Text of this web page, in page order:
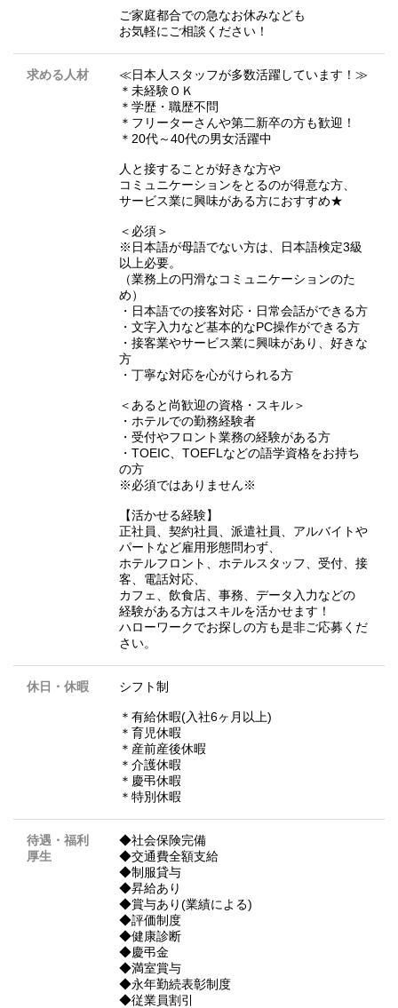
ご家庭都合での急なお休みなども
お気軽にご相談ください！
求める人材
≪日本人スタッフが多数活躍しています！≫
＊未経験ＯＫ
＊学歴・職歴不問
＊フリーターさんや第二新卒の方も歓迎！
＊20代～40代の男女活躍中
人と接することが好きな方や
コミュニケーションをとるのが得意な方、
サービス業に興味がある方におすすめ★
＜必須＞
※日本語が母語でない方は、日本語検定3級
以上必要。
（業務上の円滑なコミュニケーションのた
め）
・日本語での接客対応・日常会話ができる方
・文字入力など基本的なPC操作ができる方
・接客業やサービス業に興味があり、好きな
方
・丁寧な対応を心がけられる方
＜あると尚歓迎の資格・スキル＞
・ホテルでの勤務経験者
・受付やフロント業務の経験がある方
・TOEIC、TOEFLなどの語学資格をお持ち
の方
※必須ではありません※
【活かせる経験】
正社員、契約社員、派遣社員、アルバイトや
パートなど雇用形態問わず、
ホテルフロント、ホテルスタッフ、受付、接
客、電話対応、
カフェ、飲食店、事務、データ入力などの
経験がある方はスキルを活かせます！
ハローワークでお探しの方も是非ご応募くだ
さい。
休日・休暇 シフト制
＊有給休暇(入社6ヶ月以上)
＊育児休暇
＊産前産後休暇
＊介護休暇
＊慶弔休暇
＊特別休暇
待遇・福利
厚生
◆社会保険完備
◆交通費全額支給
◆制服貸与
◆昇給あり
◆賞与あり(業績による)
◆評価制度
◆健康診断
◆慶弔金
◆満室賞与
◆永年勤続表彰制度
◆従業員割引